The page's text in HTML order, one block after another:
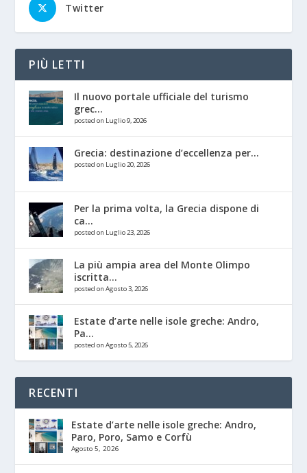
Twitter
PIÙ LETTI
Il nuovo portale ufficiale del turismo
grec...
posted on Luglio 9, 2026
Grecia: destinazione d’eccellenza per...
posted on Luglio 20, 2026
Per la prima volta, la Grecia dispone di
ca...
posted on Luglio 23, 2026
La più ampia area del Monte Olimpo
iscritta...
posted on Agosto 3, 2026
Estate d’arte nelle isole greche: Andro,
Pa...
posted on Agosto 5, 2026
RECENTI
Estate d’arte nelle isole greche: Andro,
Paro, Poro, Samo e Corfù
Agosto 5, 2026